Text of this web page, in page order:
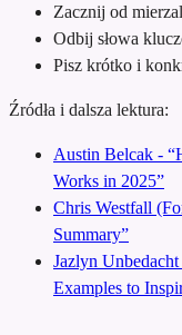
Zacznij od
Odbij słowa
Pisz krótko i
Źródła i dalsza lektura:
Austin Belcak -
Works in 2025”
Chris Westfall
Summary”
Jazlyn
Examples to